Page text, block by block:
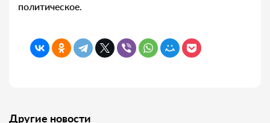
политическое.
Другие новости